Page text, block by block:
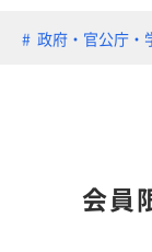
政府・官公庁・
会員